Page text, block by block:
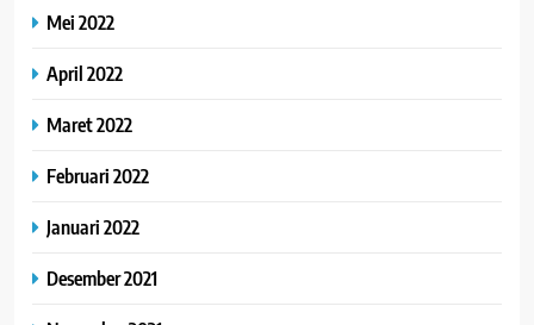
Mei 2022
April 2022
Maret 2022
Februari 2022
Januari 2022
Desember 2021